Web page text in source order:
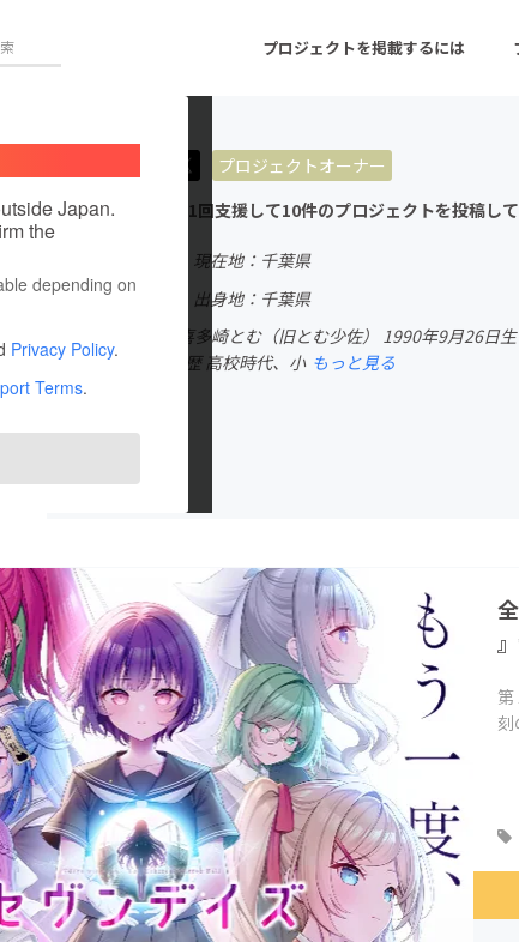
プロジェクトを掲載するには
ェクト 注目のリターン 注目の新着プロジェクト
真 音楽
ー・ガジェット
ゲーム・サービス開発
起業
・地域活性化
CAMPFIRE for Social Good
CAMPFIREふるさと納税
Japan.
the
depending on
Privacy Policy.
Terms.
プロジェクトオーナー
これまでに1回支援して10件のプロジェクトを投稿し
現在地：千葉県
出身国：日本
出身地：千葉県
■LIFE0代表 喜多崎とむ（旧とむ少佐） 1990年9月26日
市出身。 ▼経歴 高校時代、小 もっと見る